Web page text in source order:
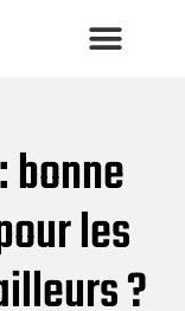
bonne
les
?